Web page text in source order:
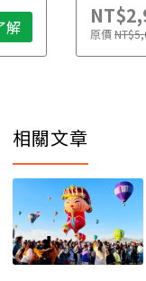
解 原價
相關文章